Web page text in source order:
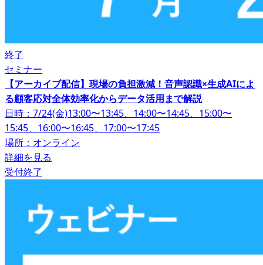
終了
セミナー
【アーカイブ配信】現場の負担激減！音声認識×生成AIによ
る顧客応対全体効率化からデータ活用まで解説
日時：7/24(金)13:00〜13:45、14:00〜14:45、15:00〜
15:45、16:00〜16:45、17:00〜17:45
場所：オンライン
詳細を見る
受付終了